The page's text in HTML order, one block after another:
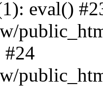
eval()
#24